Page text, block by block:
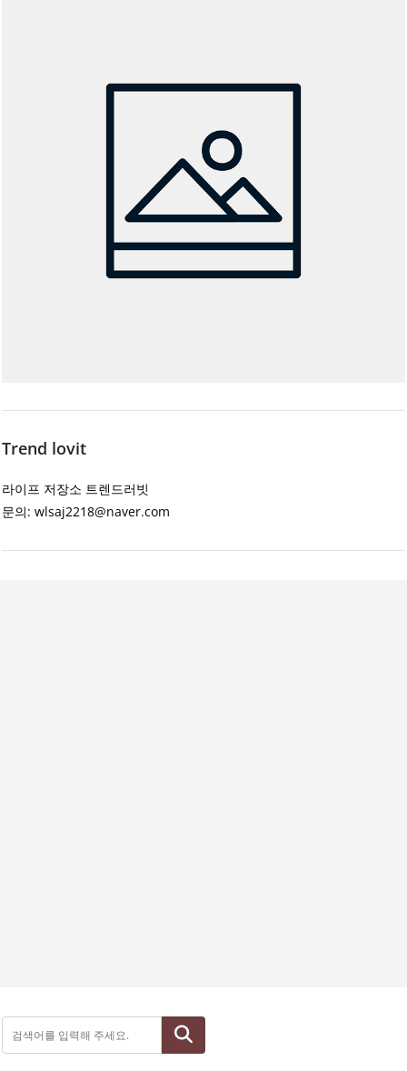
Trend lovit
라이프 저장소 트렌드러빗
문의: wlsaj2218@naver.com
검색